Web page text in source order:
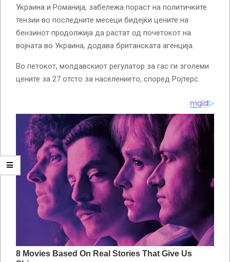
Украина и Романија, забележа пораст на политичките
тензии во последните месеци бидејќи цените на
бензинот продолжија да растат од почетокот на
војната во Украина, додава британската агенција.
Во петокот, молдавскиот регулатор за гас ги зголеми
цените за 27 отсто за населението, според Ројтерс.